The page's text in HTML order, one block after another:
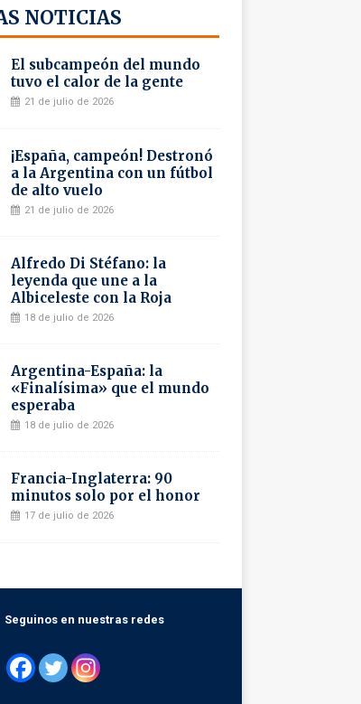
NOTICIAS
El subcampeón del mundo
tuvo el calor de la gente
21 de julio de 2026
¡España, campeón! Destronó
a la Argentina con un fútbol
de alto vuelo
21 de julio de 2026
Alfredo Di Stéfano: la
leyenda que une a la
Albiceleste con la Roja
18 de julio de 2026
Argentina-España: la
«Finalísima» que el mundo
esperaba
18 de julio de 2026
Francia-Inglaterra: 90
minutos solo por el honor
17 de julio de 2026
Seguinos en nuestras redes